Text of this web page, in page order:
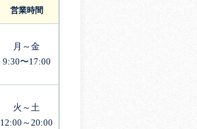
営業時間
月～金
9:30〜17:00
火～土
12:00～20:00